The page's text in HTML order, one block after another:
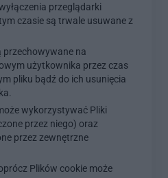
przeglądarki
czasie są trwale usuwane z
przechowywane na
użytkownika przez czas
pliku bądź do ich usunięcia
wykorzystywać Pliki
przez niego) oraz
przez zewnętrzne
Plików cookie może